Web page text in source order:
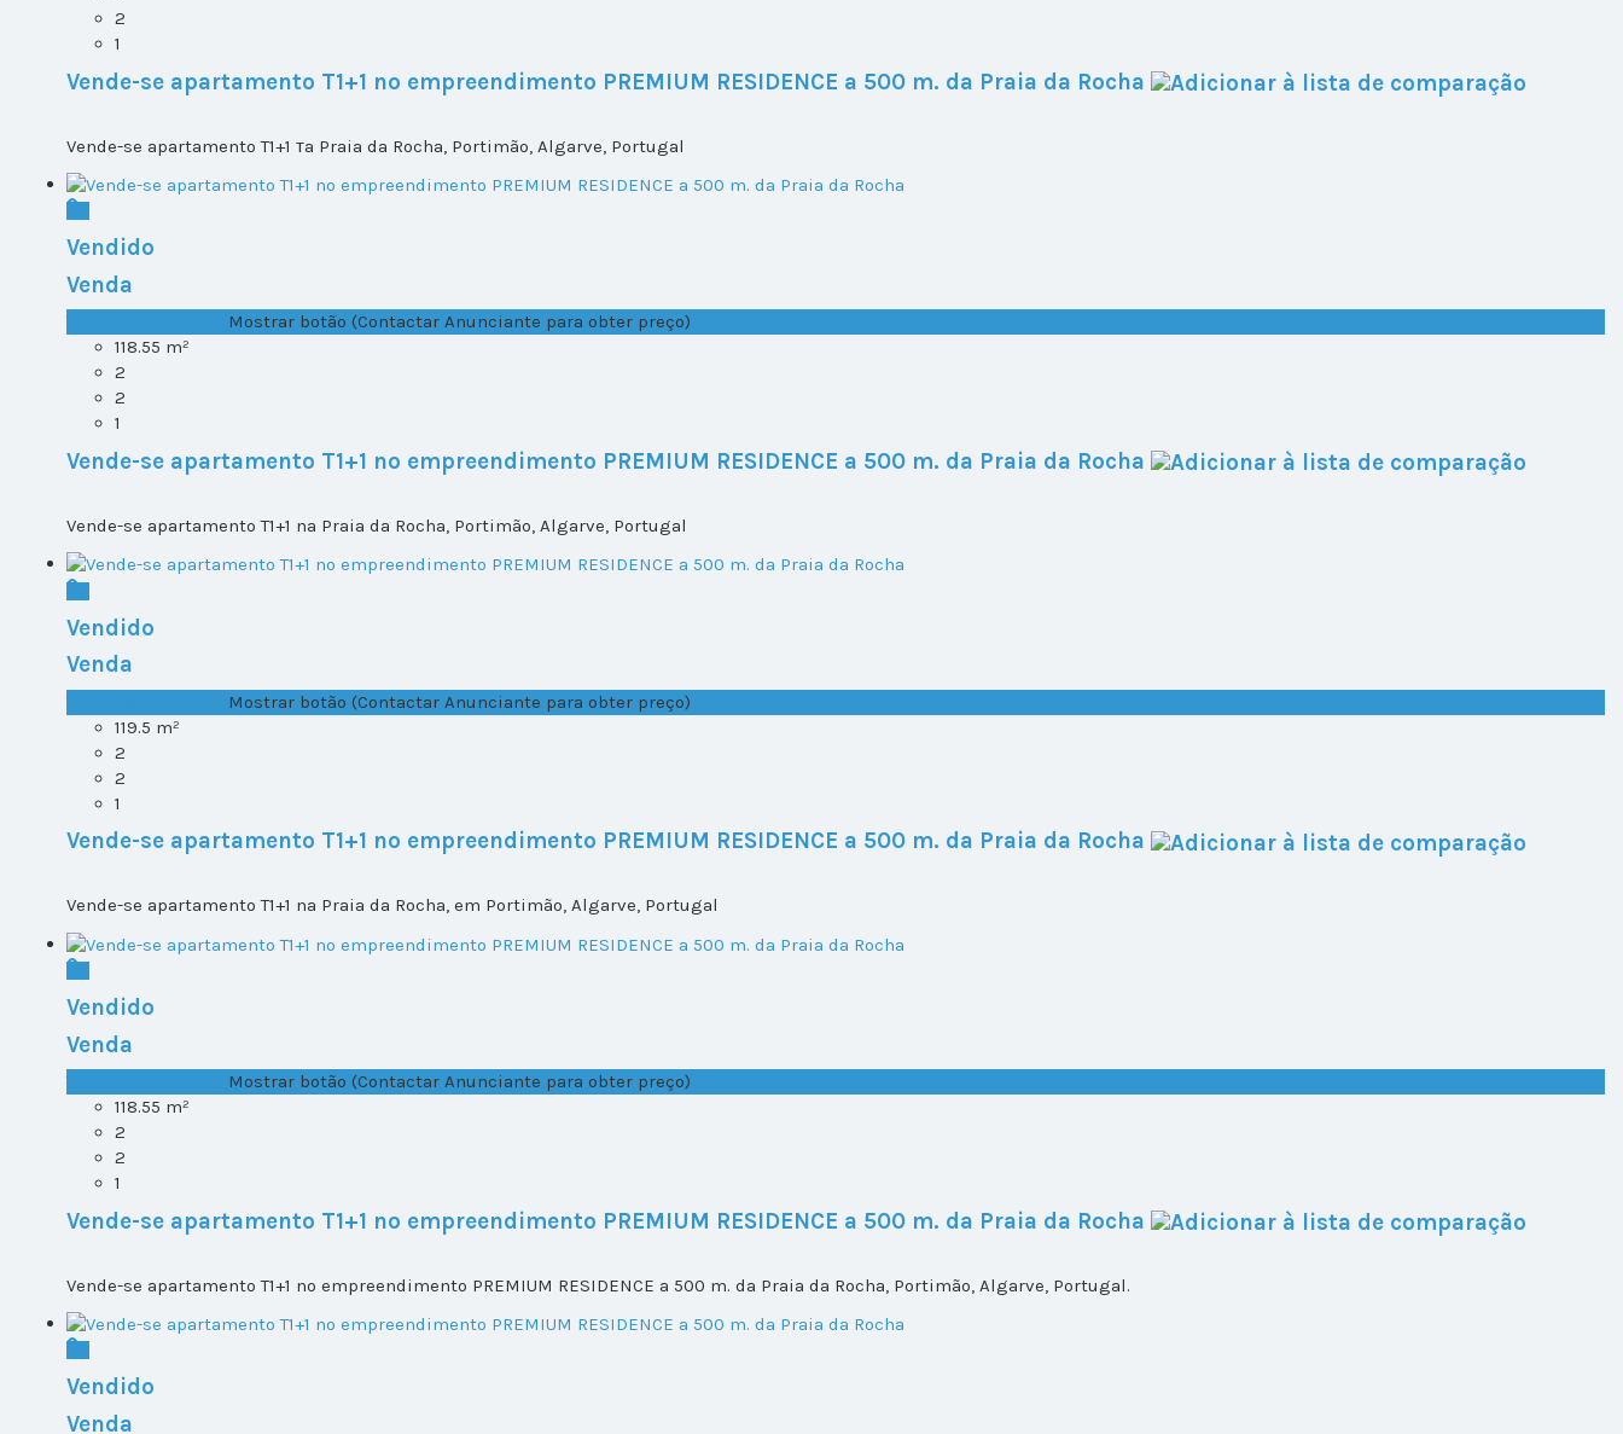
2
1
Vende-se apartamento T1+1 no empreendimento PREMIUM RESIDENCE a 500 m. da Praia da Rocha
Vende-se apartamento T1+1 тa Praia da Rocha, Portimão, Algarve, Portugal
Vendido
Venda
Mostrar botão (Contactar Anunciante para obter preço)
118.55 m²
2
2
1
Vende-se apartamento T1+1 no empreendimento PREMIUM RESIDENCE a 500 m. da Praia da Rocha
Vende-se apartamento T1+1 na Praia da Rocha, Portimão, Algarve, Portugal
Vendido
Venda
Mostrar botão (Contactar Anunciante para obter preço)
119.5 m²
2
2
1
Vende-se apartamento T1+1 no empreendimento PREMIUM RESIDENCE a 500 m. da Praia da Rocha
Vende-se apartamento T1+1 na Praia da Rocha, em Portimão, Algarve, Portugal
Vendido
Venda
Mostrar botão (Contactar Anunciante para obter preço)
118.55 m²
2
2
1
Vende-se apartamento T1+1 no empreendimento PREMIUM RESIDENCE a 500 m. da Praia da Rocha
Vende-se apartamento T1+1 no empreendimento PREMIUM RESIDENCE a 500 m. da Praia da Rocha, Portimão, Algarve, Portugal.
Vendido
Venda